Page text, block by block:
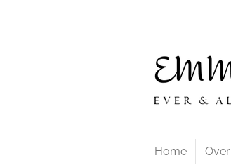
Home Over